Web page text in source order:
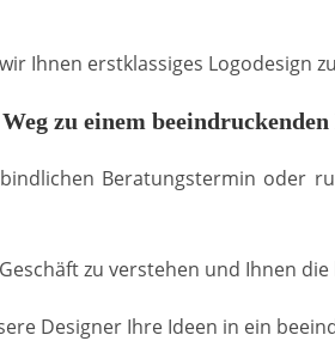
Ihnen erstklassiges Logodesign
zu einem beeindruckenden
Beratungstermin oder
zu verstehen und Ihnen
Designer Ihre Ideen in ein